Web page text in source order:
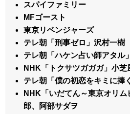
スパイファミリー
MFゴースト
東京リベンジャーズ
テレ朝「刑事ゼロ」沢村一樹
テレ朝「ハケン占い師アタル
NHK「トクサツガガガ」小芝
テレ朝「僕の初恋をキミに捧
NHK「いだてん～東京オリ
郎、阿部サダヲ